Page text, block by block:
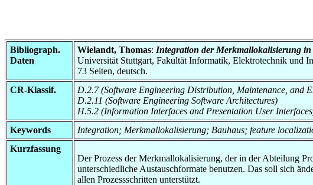
Bibliograph.
Daten
Wielandt, Thomas: Integration der Merkmallokalisierung in
Universität Stuttgart, Fakultät Informatik, Elektrotechnik und
73 Seiten, deutsch.
CR-Klassif.
D.2.7 (Software Engineering Distribution, Maintenance, and
D.2.11 (Software Engineering Software Architectures)
H.5.2 (Information Interfaces and Presentation User
Keywords
Integration; Merkmallokalisierung; Bauhaus; feature
Kurzfassung
Der Prozess der Merkmallokalisierung, der in der Abteilung
unterschiedliche Austauschformate benutzen. Das soll sich
allen Prozessschritten unterstützt.